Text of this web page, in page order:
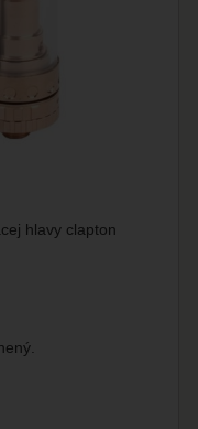
hlavy clapton